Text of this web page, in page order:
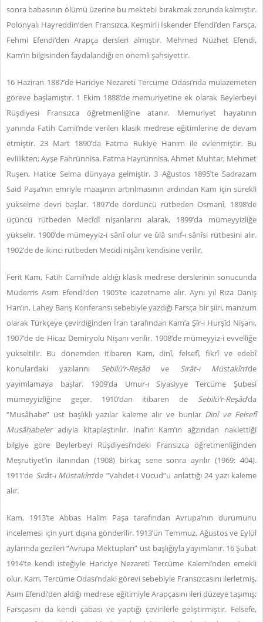
sonra babasının ölümü üzerine bu mektebi bırakmak zorunda kalmıştır.
Polonyalı Hayreddin’den Fransızca, Keşmirli İskender Efendi’den Farsça,
Fehmi Efendi’den Arapça dersleri almıştır. Mehmed Nüzhet Efendi,
Kam’ın bilgisinden faydalandığı en önemli şahsiyettir.
16 Haziran 1887’de Hariciye Nezareti Tercüme Odası’nda mülazemeten
göreve başlamıştır. 1 Ekim 1888’de memuriyetine ek olarak Beylerbeyi
Rüşdiyesi Fransızca öğretmenliğine atanır. Memuriyet hayatının
yanında Fatih Camii’nde verilen klasik medrese eğitimlerine de devam
etmiştir. 23 Mart 1890’da Fatma Rukiye Hanım ile evlenmiştir. Bu
evlilikten; Ayşe Fahrünnisa, Fatma Hayrünnisa, Ahmet Muhtar, Mehmet
Ruşen, Hatice Selma dünyaya gelmiştir. 3 Ağustos 1895’te Sadrazam
Said Paşa’nın emriyle maaşının artırılmasının ardından Kam için sürekli
yükselme devri başlar. 1897’de dördüncü rütbeden Osmanî, 1898’de
üçüncü rütbeden Mecîdî nişanlarını alarak, 1899’da mümeyyizliğe
yükselir. 1900’de mümeyyiz-i sânî olur ve ûlâ sınıf-ı sânîsi rütbesini alır.
1902’de de ikinci rütbeden Mecidi nişânı kendisine verilir.
Ferit Kam, Fatih Camii’nde aldığı klasik medrese derslerinin sonucunda
Müderris Asım Efendi’den 1905’te icazetname alır. Aynı yıl Rıza Daniş
Han’ın, Lahey Barış Konferansı sebebiyle yazdığı Farsça bir şiiri, manzum
olarak Türkçeye çevirdiğinden İran tarafından Kam’a Şîr-i Hurşîd Nişanı,
1907’de de Hicaz Demiryolu Nişanı verilir. 1908’de mümeyyiz-i evvelliğe
yükseltilir. Bu dönemden itibaren Kam, dinî, felsefî, fikrî ve edebî
konulardaki yazılarını Sebilü’r-Reşâdve Sırât-ı Müstakîm’de
yayımlamaya başlar. 1909’da Umur-ı Siyasiyye Tercüme Şubesi
mümeyyizliğine geçer. 1910’dan itibaren de Sebilü’r-Reşâd’da
“Musâhabe” üst başlıklı yazılar kaleme alır ve bunlar Dinî ve Felsefî
Musâhabeleradıyla kitaplaştırılır. İnal’ın Kam’ın ağzından naklettiği
bilgiye göre Beylerbeyi Rüşdiyesi’ndeki Fransızca öğretmenliğinden
Meşrutiyet’in ilanından (1908) birkaç sene sonra ayrılır (1969: 404).
1911’de Sırât-ı Müstakîm’de “Vahdet-i Vücud”u anlattığı 24 yazı kaleme
alır.
Kam, 1913’te Abbas Halim Paşa tarafından Avrupa’nın durumunu
incelemesi için yurt dışına gönderilir. 1913’ün Temmuz, Ağustos ve Eylül
aylarında gezileri “Avrupa Mektupları” üst başlığıyla yayımlanır. 16 Şubat
1914’te kendi isteğiyle Hariciye Nezareti Tercüme Kalemi’nden emekli
olur. Kam, Tercüme Odası’ndaki görevi sebebiyle Fransızcasını ilerletmiş,
Asım Efendi’den aldığı medrese eğitimiyle Arapçasını ileri düzeye taşımış;
Farsçasını da kendi çabası ve yaptığı çevirilerle geliştirmiştir. Felsefe,